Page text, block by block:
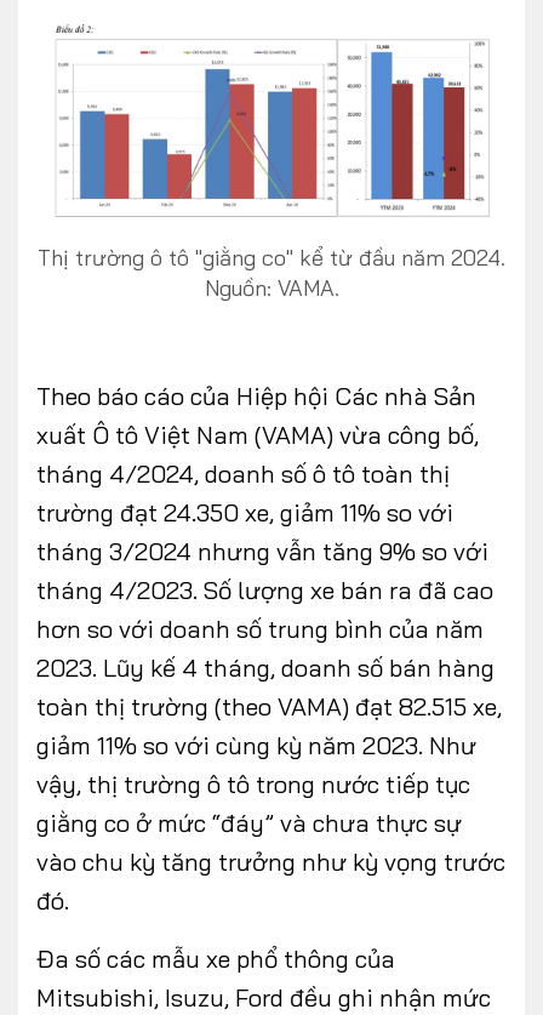
HÃNG XE MODEL
DÒNG XE
Facebook Youtube
CONTACT US
0972271616
ngocvu.vneconomy@gmail.com
Thị trường ô tô "giằng co" kể từ đầu năm 2024.
Nguồn: VAMA.
Theo báo cáo của Hiệp hội Các nhà Sản
xuất Ô tô Việt Nam (VAMA) vừa công bố,
tháng 4/2024, doanh số ô tô toàn thị
trường đạt 24.350 xe, giảm 11% so với
tháng 3/2024 nhưng vẫn tăng 9% so với
tháng 4/2023. Số lượng xe bán ra đã cao
hơn so với doanh số trung bình của năm
2023. Lũy kế 4 tháng, doanh số bán hàng
toàn thị trường (theo VAMA) đạt 82.515 xe,
giảm 11% so với cùng kỳ năm 2023. Như
vậy, thị trường ô tô trong nước tiếp tục
giằng co ở mức “đáy” và chưa thực sự
vào chu kỳ tăng trưởng như kỳ vọng trước
đó.
Đa số các mẫu xe phổ thông của
Mitsubishi, Isuzu, Ford đều ghi nhận mức